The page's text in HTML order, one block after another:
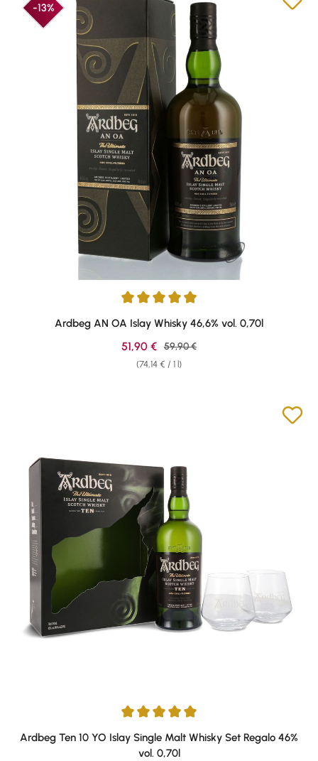
-13%
Average rating of 4.89 out of 5 stars
Ardbeg AN OA Islay Whisky 46,6% vol. 0,70l
(74,14 € / 1 l)
Sale price:
51,90 € Regular price:
59,90 €
Average rating of 5 out of 5 stars
Ardbeg Ten 10 YO Islay Single Malt Whisky Set Regalo 46%
vol. 0,70l